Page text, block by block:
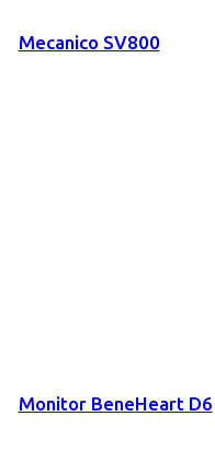
Mecanico SV800
Monitor BeneHeart D6